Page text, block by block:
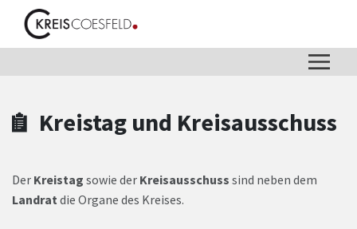
Zum Header
Zum Hauptinhalt
Zum Footer
Zum Hauptinhalt springen
Kreistag und Kreisausschuss
Der Kreistag sowie der Kreisausschuss sind neben dem
Landrat die Organe des Kreises.